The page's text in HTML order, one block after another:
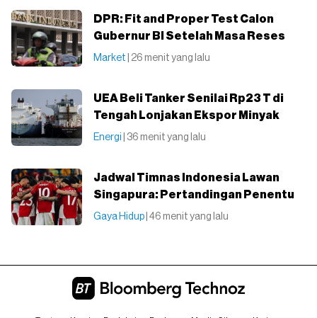
DPR: Fit and Proper Test Calon
Gubernur BI Setelah Masa Reses
Market | 26 menit yang lalu
UEA Beli Tanker Senilai Rp23 T di
Tengah Lonjakan Ekspor Minyak
Energi | 36 menit yang lalu
Jadwal Timnas Indonesia Lawan
Singapura: Pertandingan Penentu
Gaya Hidup | 46 menit yang lalu